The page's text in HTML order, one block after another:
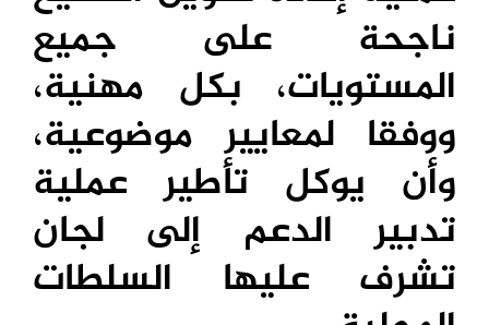
ناجحة على جميع
المستويات، بكل مهنية،
ووفقا لمعايير موضوعية،
وأن يوكل تأطير عملية
تدبير الدعم إلى لجان
تشرف عليها السلطات